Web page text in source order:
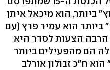
ביותר, הוא מיכאל איתן
ביותר הוא עמיר פרץ (עם
הצעות לסדר היא
הם מהפעילים ביותר
ח"כ זבולון אורלב